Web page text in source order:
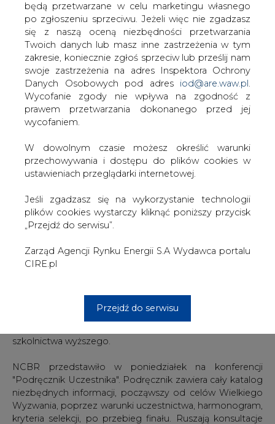
będą przetwarzane w celu marketingu własnego
po zgłoszeniu sprzeciwu. Jeżeli więc nie zgadzasz
się z naszą oceną niezbędności przetwarzania
Twoich danych lub masz inne zastrzeżenia w tym
zakresie, koniecznie zgłoś sprzeciw lub prześlij nam
swoje zastrzeżenia na adres Inspektora Ochrony
Danych Osobowych pod adres iod@are.waw.pl.
Wycofanie zgody nie wpływa na zgodność z
prawem przetwarzania dokonanego przed jej
wycofaniem.
W dowolnym czasie możesz określić warunki
przechowywania i dostępu do plików cookies w
ustawieniach przeglądarki internetowej.
Jeśli zgadzasz się na wykorzystanie technologii
plików cookies wystarczy kliknąć poniższy przycisk
„Przejdź do serwisu”.
Zarząd Agencji Rynku Energii S.A Wydawca portalu
CIRE.pl
Przejdź do serwisu
Narodowe Centrum Badań i Rozwoju
zapowiedziało nabór do konkursu, w
którym nagrodą jest milion złotych.
Wziąć udział może każdy. Zwycięzcą
zostanie konstruktor przydomowej
elektrowni wiatrowej, z magazynem
energii - ogłosił w poniedziałek NCBR.
NCBR na rozwiązanie problemu badawczego Wielkiego
opracowanie rozwiązań, które w najbardziej efektywny
sposób będą w stanie wykorzystać wiatr o niewielkich
prędkościach do produkcji, magazynowania i oddawania
zastosowań indywidualnych, domowych.
"W Polsce mamy do czynienia z fenomenem
Wszystko wskazuje na to, że już wkrótce będziemy żyć w
rzeczywistości, w której odbiorca energii będzie
realny i atrakcyjny cenowo wybór dla polskich rodzin" -
szkolnictwa wyższego.
NCBR przedstawiło w poniedziałek na konferencji
"Podręcznik Uczestnika". Podręcznik zawiera cały katalog
niezbędnych informacji, począwszy od celów Wielkiego
Wyzwania, poprzez warunki uczestnictwa, harmonogram,
kryteria selekcji, po przebieg finału. Ruszają konsultacje